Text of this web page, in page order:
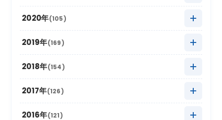
2025年7月 (16)
2025年6月 (8)
2025年5月 (22)
2025年4月
2025年3月 (20)
2024年9月 (12)
2024年7月 (18)
2024年6月 (6)
2024年5月 (18)
2024年4月
2023年10月 (24)
2023年9月 (11)
2023年7月 (12)
2023年6月 (6)
2023年5月 (21)
2022年11月
2022年10月 (21)
2022年9月 (12)
2022年7月 (9)
2022年6月 (2)
2021年12月 (3)
2021年11月
2021年10月 (16)
2021年9月 (5)
2020年(105)
2020年12月 (4)
2020年11月
2020年10月 (13)
2020年9月 (4)
2019年(169)
2019年12月 (9)
2019年11月
2019年10月 (26)
2018年(154)
2018年12月 (10)
2018年11月
2017年(126)
2017年12月 (7)
2016年(121)